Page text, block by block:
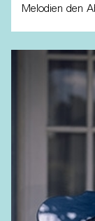
Melodien den